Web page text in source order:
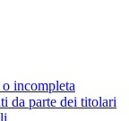
incompleta
da parte dei titolari